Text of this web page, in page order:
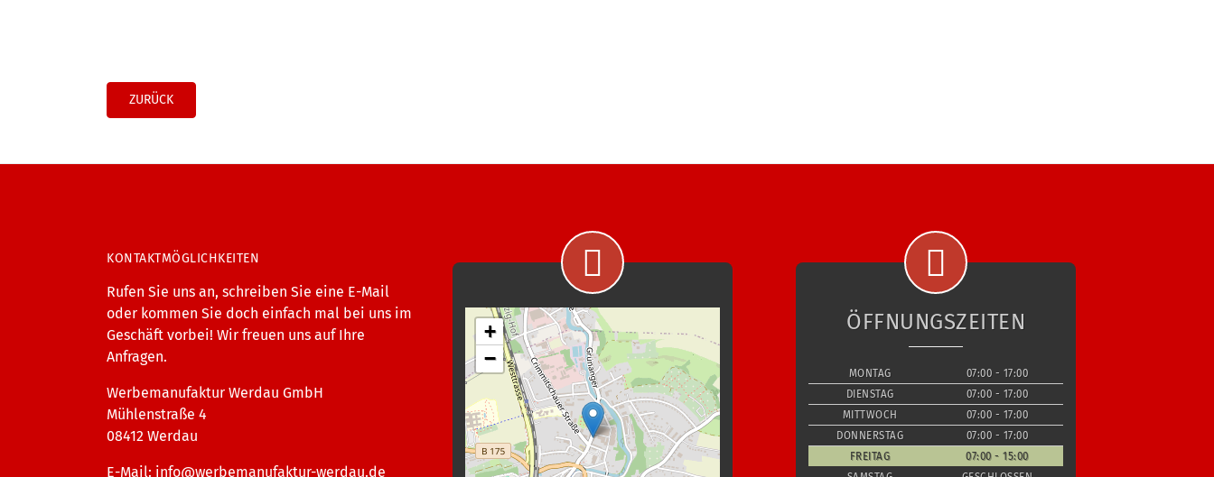
ZURÜCK
KONTAKTMÖGLICHKEITEN
Rufen Sie uns an, schreiben Sie eine E-Mail
oder kommen Sie doch einfach mal bei uns im
Geschäft vorbei! Wir freuen uns auf Ihre
Anfragen.
Werbemanufaktur Werdau GmbH
Mühlenstraße 4
08412 Werdau
E-Mail: info@werbemanufaktur-werdau.de
+
−
ÖFFNUNGSZEITEN
MONTAG
07:00 - 17:00
DIENSTAG
07:00 - 17:00
MITTWOCH
07:00 - 17:00
DONNERSTAG
07:00 - 17:00
FREITAG
07:00 - 15:00